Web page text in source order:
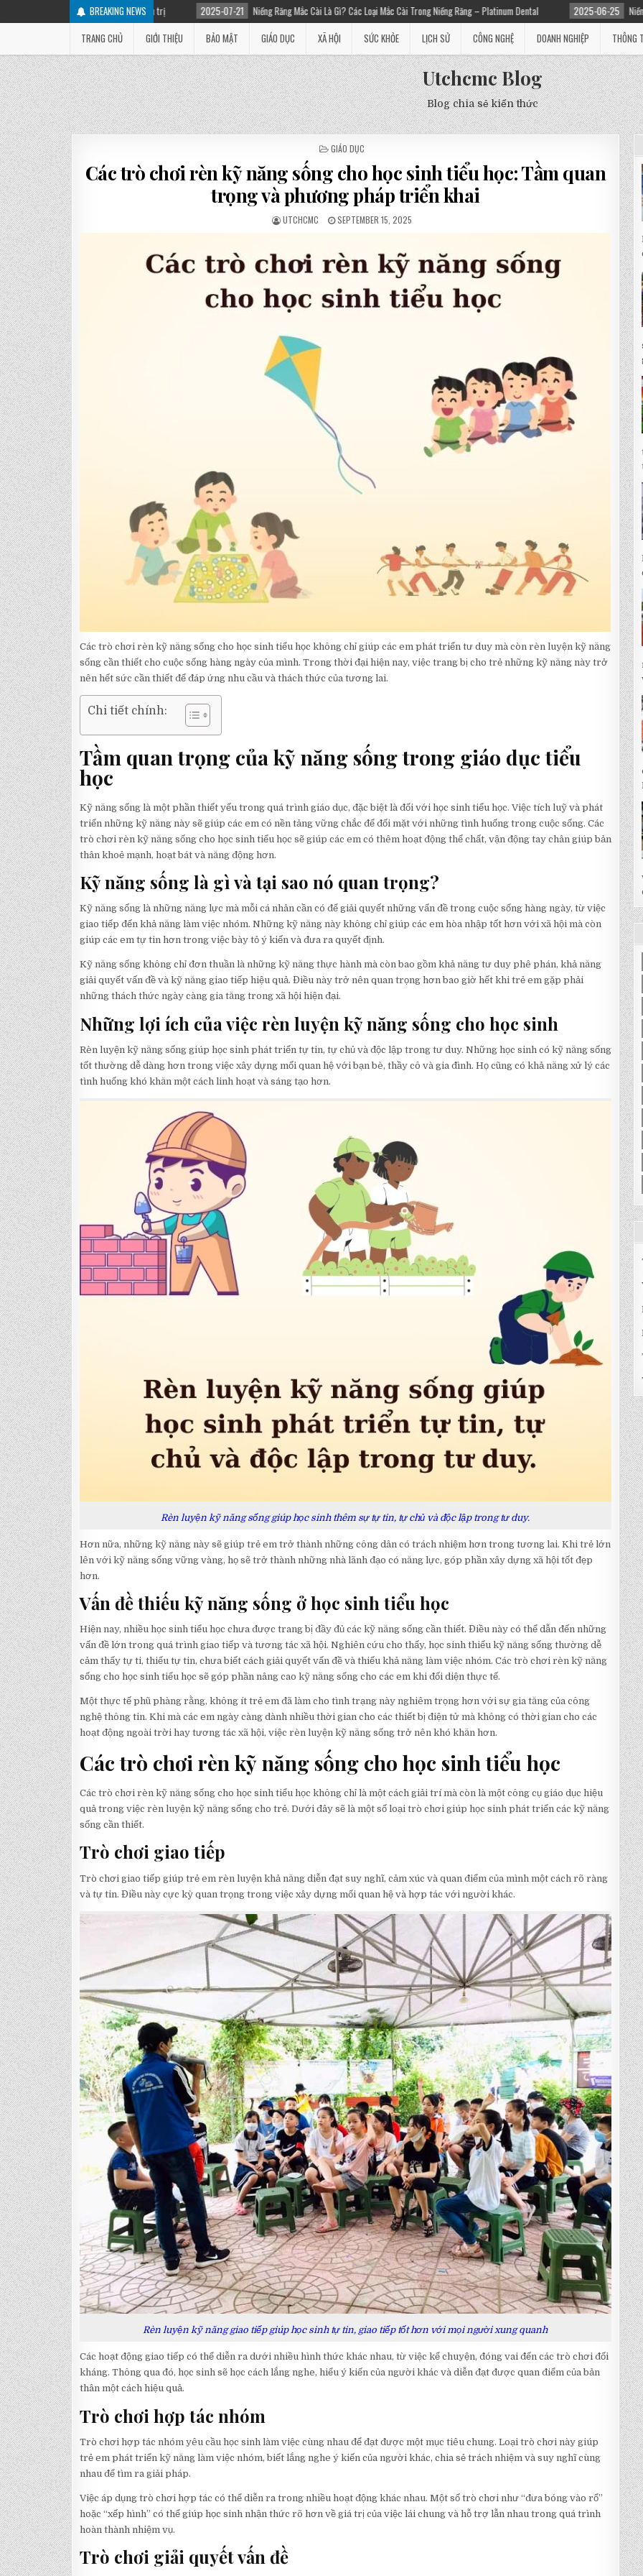
BREAKING NEWS
nhân và cách điều trị 2025-07-21 Niềng Răng Mắc Cài Là Gì? Các Loại Mắc Cài Trong Niềng Răng – Platinum Dental 2025-06-25 Niềng răng giá bao
TRANG CHỦ
GIỚI THIỆU BẢO MẬT GIÁO DỤC XÃ HỘI SỨC KHỎE LỊCH SỬ CÔNG NGHỆ DOANH NGHIỆP THÔNG
Utchcmc Blog
Blog chia sẻ kiến thức
POSTED
GIÁO DỤC
Các trò chơi rèn kỹ năng sống cho học sinh tiểu học: Tầm quan
trọng và phương pháp triển khai
UTCHCMC SEPTEMBER 15, 2025
Các trò chơi rèn kỹ năng sống cho học sinh tiểu học không chỉ giúp các em phát triển tư duy mà còn rèn luyện kỹ năng
sống cần thiết cho cuộc sống hàng ngày của mình. Trong thời đại hiện nay, việc trang bị cho trẻ những kỹ năng này trở
nên hết sức cần thiết để đáp ứng nhu cầu và thách thức của tương lai.
Chi tiết chính:
Tầm quan trọng của kỹ năng sống trong giáo dục tiểu
học
Kỹ năng sống là một phần thiết yếu trong quá trình giáo dục, đặc biệt là đối với học sinh tiểu học. Việc tích luỹ và phát
triển những kỹ năng này sẽ giúp các em có nền tảng vững chắc để đối mặt với những tình huống trong cuộc sống. Các
trò chơi rèn kỹ năng sống cho học sinh tiểu học sẽ giúp các em có thêm hoạt động thể chất, vận động tay chân giúp bản
thân khoẻ mạnh, hoạt bát và năng động hơn.
Kỹ năng sống là gì và tại sao nó quan trọng?
Kỹ năng sống là những năng lực mà mỗi cá nhân cần có để giải quyết những vấn đề trong cuộc sống hàng ngày, từ việc
giao tiếp đến khả năng làm việc nhóm. Những kỹ năng này không chỉ giúp các em hòa nhập tốt hơn với xã hội mà còn
giúp các em tự tin hơn trong việc bày tỏ ý kiến và đưa ra quyết định.
Kỹ năng sống không chỉ đơn thuần là những kỹ năng thực hành mà còn bao gồm khả năng tư duy phê phán, khả năng
giải quyết vấn đề và kỹ năng giao tiếp hiệu quả. Điều này trở nên quan trọng hơn bao giờ hết khi trẻ em gặp phải
những thách thức ngày càng gia tăng trong xã hội hiện đại.
Những lợi ích của việc rèn luyện kỹ năng sống cho học sinh
Rèn luyện kỹ năng sống giúp học sinh phát triển tự tin, tự chủ và độc lập trong tư duy. Những học sinh có kỹ năng sống
tốt thường dễ dàng hơn trong việc xây dựng mối quan hệ với bạn bè, thầy cô và gia đình. Họ cũng có khả năng xử lý các
tình huống khó khăn một cách linh hoạt và sáng tạo hơn.
Rèn luyện kỹ năng sống giúp học sinh thêm sự tự tin, tự chủ và độc lập trong tư duy.
Hơn nữa, những kỹ năng này sẽ giúp trẻ em trở thành những công dân có trách nhiệm hơn trong tương lai. Khi trẻ lớn
lên với kỹ năng sống vững vàng, họ sẽ trở thành những nhà lãnh đạo có năng lực, góp phần xây dựng xã hội tốt đẹp
hơn.
Vấn đề thiếu kỹ năng sống ở học sinh tiểu học
Hiện nay, nhiều học sinh tiểu học chưa được trang bị đầy đủ các kỹ năng sống cần thiết. Điều này có thể dẫn đến những
vấn đề lớn trong quá trình giao tiếp và tương tác xã hội. Nghiên cứu cho thấy, học sinh thiếu kỹ năng sống thường dễ
cảm thấy tự ti, thiếu tự tin, chưa biết cách giải quyết vấn đề và thiếu khả năng làm việc nhóm. Các trò chơi rèn kỹ năng
sống cho học sinh tiểu học sẽ góp phần nâng cao kỹ năng sống cho các em khi đối diện thực tế.
Một thực tế phũ phàng rằng, không ít trẻ em đã làm cho tình trạng này nghiêm trọng hơn với sự gia tăng của công
nghệ thông tin. Khi mà các em ngày càng dành nhiều thời gian cho các thiết bị điện tử mà không có thời gian cho các
hoạt động ngoài trời hay tương tác xã hội, việc rèn luyện kỹ năng sống trở nên khó khăn hơn.
Các trò chơi rèn kỹ năng sống cho học sinh tiểu học
Các trò chơi rèn kỹ năng sống cho học sinh tiểu học không chỉ là một cách giải trí mà còn là một công cụ giáo dục hiệu
quả trong việc rèn luyện kỹ năng sống cho trẻ. Dưới đây sẽ là một số loại trò chơi giúp học sinh phát triển các kỹ năng
sống cần thiết.
Trò chơi giao tiếp
Trò chơi giao tiếp giúp trẻ em rèn luyện khả năng diễn đạt suy nghĩ, cảm xúc và quan điểm của mình một cách rõ ràng
và tự tin. Điều này cực kỳ quan trọng trong việc xây dựng mối quan hệ và hợp tác với người khác.
Rèn luyện kỹ năng giao tiếp giúp học sinh tự tin, giao tiếp tốt hơn với mọi người xung quanh
Các hoạt động giao tiếp có thể diễn ra dưới nhiều hình thức khác nhau, từ việc kể chuyện, đóng vai đến các trò chơi đối
kháng. Thông qua đó, học sinh sẽ học cách lắng nghe, hiểu ý kiến của người khác và diễn đạt được quan điểm của bản
thân một cách hiệu quả.
Trò chơi hợp tác nhóm
Trò chơi hợp tác nhóm yêu cầu học sinh làm việc cùng nhau để đạt được một mục tiêu chung. Loại trò chơi này giúp
trẻ em phát triển kỹ năng làm việc nhóm, biết lắng nghe ý kiến của người khác, chia sẻ trách nhiệm và suy nghĩ cùng
nhau để tìm ra giải pháp.
Việc áp dụng trò chơi hợp tác có thể diễn ra trong nhiều hoạt động khác nhau. Một số trò chơi như “đưa bóng vào rổ”
hoặc “xếp hình” có thể giúp học sinh nhận thức rõ hơn về giá trị của việc lái chung và hỗ trợ lẫn nhau trong quá trình
hoàn thành nhiệm vụ.
Trò chơi giải quyết vấn đề